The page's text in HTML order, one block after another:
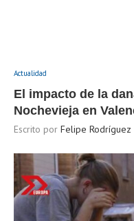
Actualidad
El impacto de la
Nochevieja en
Escrito por Felipe Rodríguez